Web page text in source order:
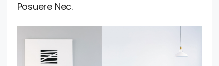
Posuere Nec.